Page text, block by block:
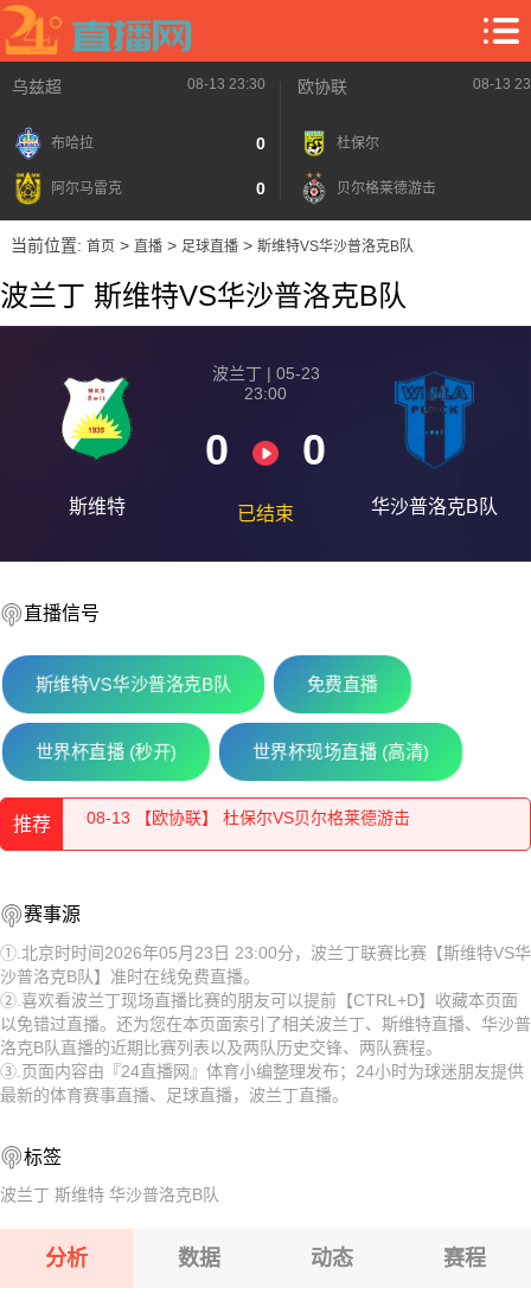
乌兹超 08-13 23:30
布哈拉 0
阿尔马雷克 0
欧协联 08-13
杜保尔
贝尔格莱德游击
当前位置: 首页> 直播> 足球直播> 斯维特VS华沙普洛克B队
波兰丁 斯维特VS华沙普洛克B队
斯维特
波兰丁 | 05-23
23:00
0 0
已结束 华沙普洛克B队
直播信号
斯维特VS华沙普洛克B队 免费直播
世界杯直播 (秒开) 世界杯现场直播 (高清)
推荐
08-13 【乌兹超】 布哈拉VS阿尔马雷克
08-13 【欧协联】 杜保尔VS贝尔格莱德游击
08-13 【亚美超】 乌拉尔图VS休尼克FC
08-13 【乌兹超】 特尔梅兹VS索格迪纳吉扎克
08-13 【乌兹超】 安集延VS费尔干纳夫兹
08-13 【U18亚洲杯】 黎巴嫩U18VS巴林U18
08-13 【亚美超】 乌拉尔图VS休尼克FC
08-13 【俄杯】 纳尔奇克斯巴达克VS弗拉季高加索阿兰尼亚
08-13 【哈萨克甲】 阿斯塔纳B队VS杜保尔B队
08-13 【U18亚洲杯】 黎巴嫩U18VS巴林U18
赛事源
①.北京时时间2026年05月23日 23:00分，波兰丁联赛比赛【斯维特VS华
沙普洛克B队】准时在线免费直播。
②.喜欢看波兰丁现场直播比赛的朋友可以提前【CTRL+D】收藏本页面
以免错过直播。还为您在本页面索引了相关波兰丁、斯维特直播、华沙普
洛克B队直播的近期比赛列表以及两队历史交锋、两队赛程。
③.页面内容由『24直播网』体育小编整理发布；24小时为球迷朋友提供
最新的体育赛事直播、足球直播，波兰丁直播。
标签
波兰丁 斯维特 华沙普洛克B队
分析 数据 动态 赛程